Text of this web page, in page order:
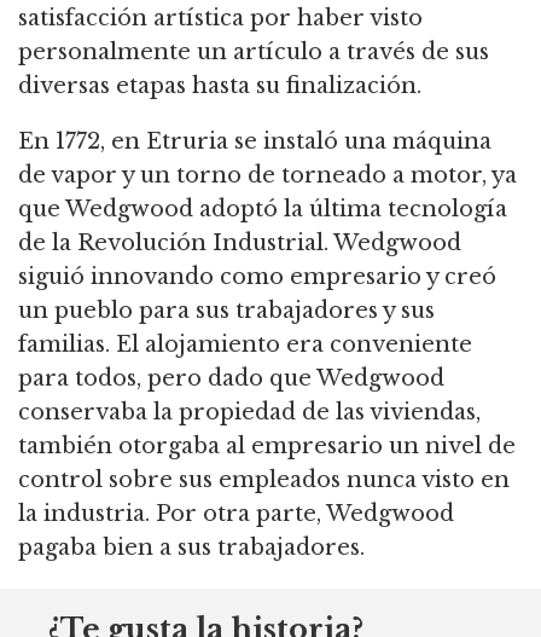
satisfacción artística por haber visto
personalmente un artículo a través de sus
diversas etapas hasta su finalización.
En 1772, en Etruria se instaló una máquina
de vapor y un torno de torneado a motor, ya
que Wedgwood adoptó la última tecnología
de la Revolución Industrial. Wedgwood
siguió innovando como empresario y creó
un pueblo para sus trabajadores y sus
familias. El alojamiento era conveniente
para todos, pero dado que Wedgwood
conservaba la propiedad de las viviendas,
también otorgaba al empresario un nivel de
control sobre sus empleados nunca visto en
la industria. Por otra parte, Wedgwood
pagaba bien a sus trabajadores.
¿Te gusta la historia?